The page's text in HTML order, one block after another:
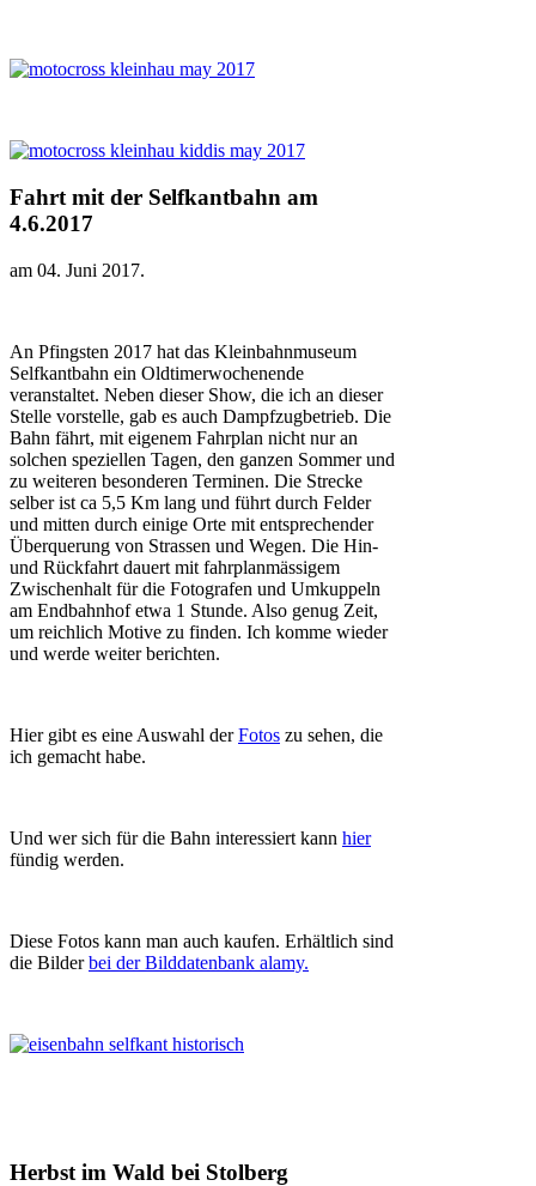
Fahrt mit der Selfkantbahn am
4.6.2017
am 04. Juni 2017.
An Pfingsten 2017 hat das Kleinbahnmuseum
Selfkantbahn ein Oldtimerwochenende
veranstaltet. Neben dieser Show, die ich an dieser
Stelle vorstelle, gab es auch Dampfzugbetrieb. Die
Bahn fährt, mit eigenem Fahrplan nicht nur an
solchen speziellen Tagen, den ganzen Sommer und
zu weiteren besonderen Terminen. Die Strecke
selber ist ca 5,5 Km lang und führt durch Felder
und mitten durch einige Orte mit entsprechender
Überquerung von Strassen und Wegen. Die Hin-
und Rückfahrt dauert mit fahrplanmässigem
Zwischenhalt für die Fotografen und Umkuppeln
am Endbahnhof etwa 1 Stunde. Also genug Zeit,
um reichlich Motive zu finden. Ich komme wieder
und werde weiter berichten.
Hier gibt es eine Auswahl derFotos zu sehen, die
ich gemacht habe.
Und wer sich für die Bahn interessiert kann hier
fündig werden.
Diese Fotos kann man auch kaufen. Erhältlich sind
die Bilderbei der Bilddatenbank alamy.
Herbst im Wald bei Stolberg